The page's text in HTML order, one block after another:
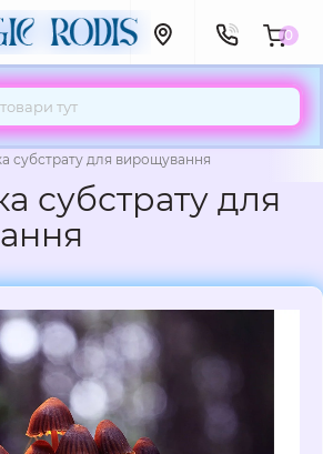
0
субстрату для вирощування
субстрату для